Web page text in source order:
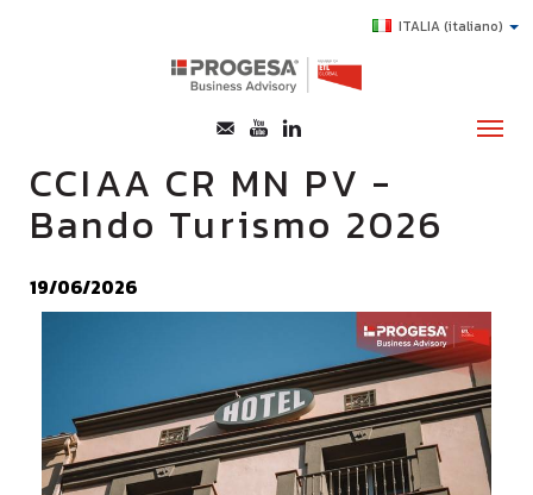
ITALIA(italiano)
CHI SIAMO
TOPICS
AGEVOLAZIONI
SUCCESS STORY
CCIAA CR MN PV -
Bando Turismo 2026
19/06/2026